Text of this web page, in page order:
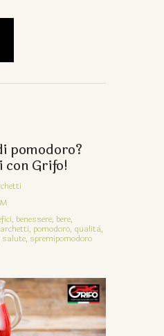
pomodoro?
Grifo!
benessere, bere,
pomodoro, qualità,
salute, spremipomodoro